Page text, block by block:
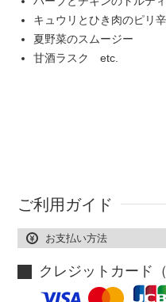
キュウリとひき肉のピリ
夏野菜のスムージー
甘酒ラスク etc.
ご利用ガイド
お支払い方法
クレジットカード